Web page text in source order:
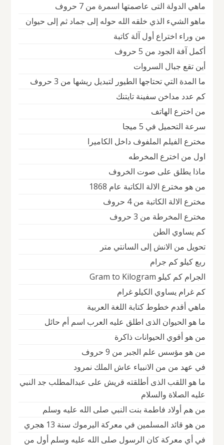
ماهي الدولة التى عاصمتها اسمرة من 7 حروف
ماهو الشيء الذي خلقه الله حوله إلى جماد ثم إلى حيوان
من وراء اختراع أول آلة كاتبة
أكمل آفة الجود من 5 حروف
أين تقع جبال السروات
ما المدة التي تحتاجها الطيور لتبديل ريشها من 3 حروف
كم عدد مداخن سفينة تايتنك
من اخترع الهاتف
سرعة التحميل في 5 ميجا
مخترع الفيلم الملفوف داخل الكاميرا
اول من اخترع المخرطه
ماذا يطلق على صوت الخروف
من هو مخترع الالة الكاتبة عام 1868
مخترع الالة الكاتبة من 4 حروف
مخترع المخرطة من 3 حروف
كم يساوي الطن
تحويل من الانش إلى السانتي متر
ربع كيلو كم جرام
الجرام كم كيلو Gram to Kilogram
كم غرام يساوي الكيلو غرام
ماهي أقدم خطوط كتابة اللغة العربية
ما هو الحيوان الذى اطلق عليه العرب اسم أم حائل
من هو أقوي الحيوانات ذاكرة
من هو مؤسس علم الجبر من 9 حروف
في عهد من من الانبياء عاش الملك نمرود
ما هو اللقب الذى أطلقته قريش على عبدالمطلب جد النبي
عليه الصلاة والسلام
من هم أولاد فاطمة بنت النبي صلى الله عليه وسلم
من هو قائد المسلمين في معركة اليرموك سنة 13 هجري
في أي معركة كان الرسول صلى الله عليه وسلم أول من